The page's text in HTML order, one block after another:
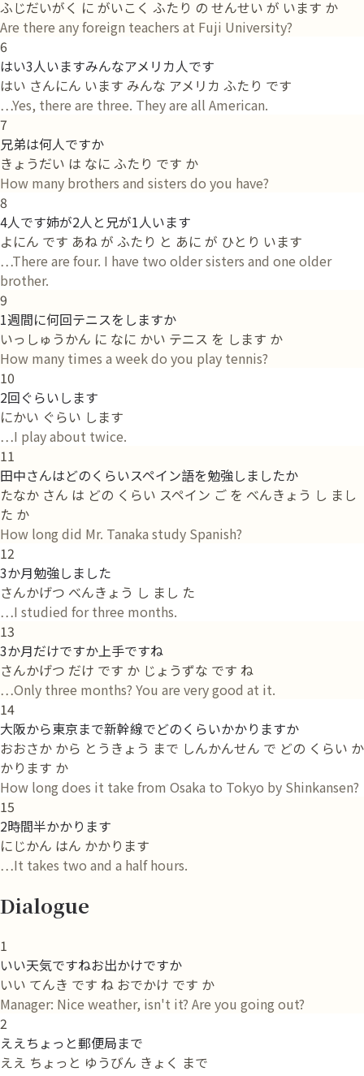
ふじだいがく に がいこく ふたり の せんせい が います か
Are there any foreign teachers at Fuji University?
6
はい3人いますみんなアメリカ人です
はい さんにん います みんな アメリカ ふたり です
…Yes, there are three. They are all American.
7
兄弟は何人ですか
きょうだい は なに ふたり です か
How many brothers and sisters do you have?
8
4人です姉が2人と兄が1人います
よにん です あね が ふたり と あに が ひとり います
…There are four. I have two older sisters and one older
brother.
9
1週間に何回テニスをしますか
いっしゅうかん に なに かい テニス を します か
How many times a week do you play tennis?
10
2回ぐらいします
にかい ぐらい します
…I play about twice.
11
田中さんはどのくらいスペイン語を勉強しましたか
たなか さん は どの くらい スペイン ご を べんきょう し まし
た か
How long did Mr. Tanaka study Spanish?
12
3か月勉強しました
さんかげつ べんきょう し まし た
…I studied for three months.
13
3か月だけですか上手ですね
さんかげつ だけ です か じょうずな です ね
…Only three months? You are very good at it.
14
大阪から東京まで新幹線でどのくらいかかりますか
おおさか から とうきょう まで しんかんせん で どの くらい か
かります か
How long does it take from Osaka to Tokyo by Shinkansen?
15
2時間半かかります
にじかん はん かかります
…It takes two and a half hours.
Dialogue
1
いい天気ですねお出かけですか
いい てんき です ね おでかけ です か
Manager: Nice weather, isn't it? Are you going out?
2
ええちょっと郵便局まで
ええ ちょっと ゆうびん きょく まで